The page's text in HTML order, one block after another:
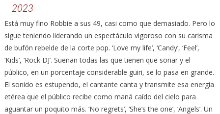
2023
Está muy fino Robbie a sus 49, casi como que demasiado. Pero lo
sigue teniendo liderando un espectáculo vigoroso con su carisma
de bufón rebelde de la corte pop. ‘Love my life’, ‘Candy’, ‘Feel’,
‘Kids’, ‘Rock DJ’. Suenan todas las que tienen que sonar y el
público, en un porcentaje considerable guiri, se lo pasa en grande.
El sonido es estupendo, el cantante canta y transmite esa energía
etérea que el público recibe como maná caído del cielo para
aguantar un poquito más. ‘No regrets’, ‘She’s the one’, ‘Angels’. Un